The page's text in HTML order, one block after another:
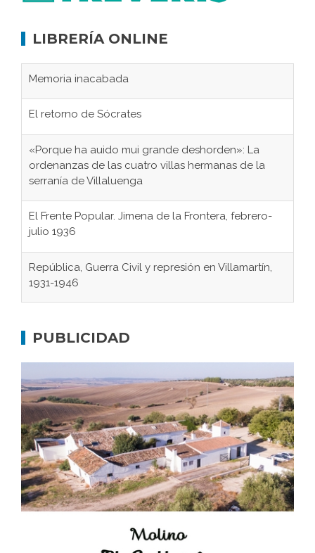
LIBRERÍA ONLINE
Memoria inacabada
El retorno de Sócrates
«Porque ha auido mui grande deshorden»: La
ordenanzas de las cuatro villas hermanas de la
serranía de Villaluenga
El Frente Popular. Jimena de la Frontera, febrero-
julio 1936
República, Guerra Civil y represión en Villamartín,
1931-1946
concentración nazis
Bornos
El Frente Popular. Ubrique, febrero-julio 1936
Juntar las letras. La alfabetización en el campo: del
afán de saber a la autogestión
Historia y vivencias del poblado de Los Hurones
PUBLICIDAD